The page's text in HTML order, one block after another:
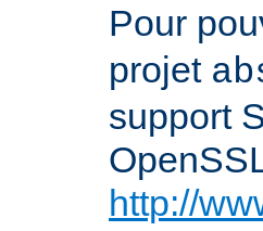
Pour
projet
support
http://